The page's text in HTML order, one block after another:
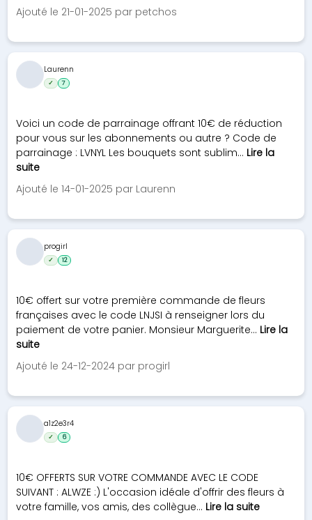
Ajouté le 21-01-2025 par petchos
Voici un code de parrainage offrant 10€ de réduction
pour vous sur les abonnements ou autre ? Code de
parrainage : LVNYL Les bouquets sont sublim... Lire la
suite
Ajouté le 14-01-2025 par Laurenn
Laurenn
✓ 7
10€ offert sur votre première commande de fleurs
françaises avec le code LNJSI à renseigner lors du
paiement de votre panier. Monsieur Marguerite... Lire la
suite
Ajouté le 24-12-2024 par progirl
progirl
✓ 12
10€ OFFERTS SUR VOTRE COMMANDE AVEC LE CODE
SUIVANT : ALWZE :) L'occasion idéale d'offrir des fleurs à
votre famille, vos amis, des collègue... Lire la suite
a1z2e3r4
✓ 6